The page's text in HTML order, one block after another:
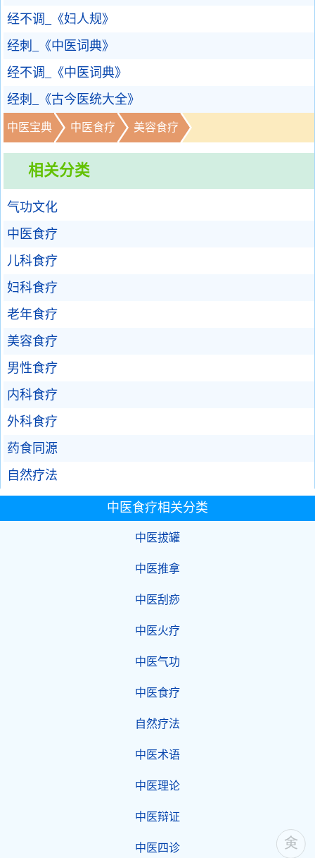
经不调_《妇人规》
经刺_《中医词典》
经不调_《中医词典》
经刺_《古今医统大全》
中医宝典 中医食疗 美容食疗
相关分类
气功文化
中医食疗
儿科食疗
妇科食疗
老年食疗
美容食疗
男性食疗
内科食疗
外科食疗
药食同源
自然疗法
中医食疗相关分类
中医拔罐
中医推拿
中医刮痧
中医火疗
中医气功
中医食疗
自然疗法
中医术语
中医理论
中医辩证
中医四诊